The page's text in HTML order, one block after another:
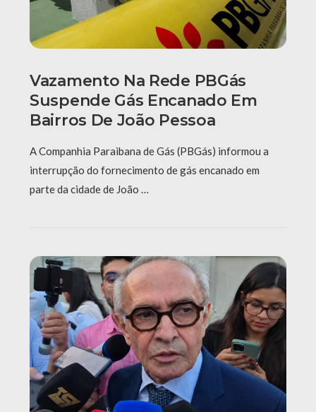
Vazamento Na Rede PBGás
Suspende Gás Encanado Em
Bairros De João Pessoa
A Companhia Paraibana de Gás (PBGás) informou a
interrupção do fornecimento de gás encanado em
parte da cidade de João …